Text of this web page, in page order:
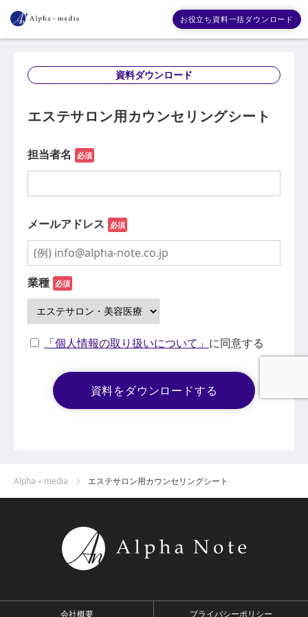
お役立ち資料一括ダウンロード
資料ダウンロード
エステサロン用カウンセリングシート
担当者名 必須
メールアドレス 必須
業種 必須
「個人情報の取り扱いについて」 に同意する
Alpha＋media エステサロン用カウンセリングシート
会社概要 プライバシーポリシー